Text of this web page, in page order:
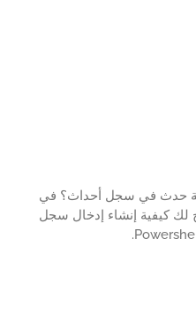
سجل أحداث؟ في
إنشاء إدخال سجل